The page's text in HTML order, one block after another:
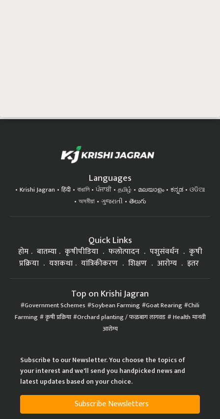
Languages
Krishi Jagran हिंदी বাঙালি ਪੰਜਾਬੀ தமிழ் മലയാളം ಕನ್ನಡ
ଓଡିଆ
অসমীয়া
ગુજરાતી తెలుగు
Quick Links
होम बातम्या कृषीपीडिया फलोत्पादन पशुसंवर्धन
कृषी
प्रक्रिया
यशकथा यांत्रिकीकरण शिक्षण आरोग्य इतर
Top on Krishi Jagran
Government Schemes Soybean Farming Goat Rearing Chili
Farming कृषी प्रक्रिया Orchard planting / फळबाग लागवड Health मानवी
आरोग्य
Subscribe to our Newsletter. You choose the topics of
your interest and we'll send you handpicked news and
latest updates based on your choice.
Subscribe Newsletters